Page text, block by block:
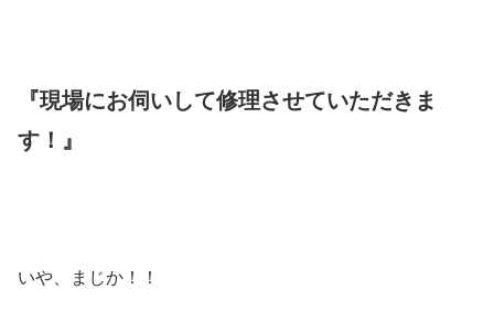
『現場にお伺いして修理させていただきま
す！』
いや、まじか！！